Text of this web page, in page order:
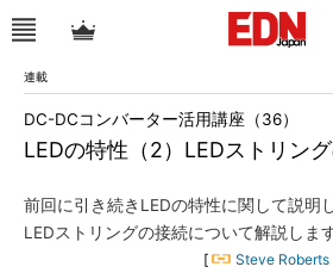
連載
LEDの特性（2）LEDストリン
DC-DCコンバーター活用講座（36）
前回に引き続きLEDの特性に関して説明
LEDストリングの接続について解説します
[ Steve Roberts